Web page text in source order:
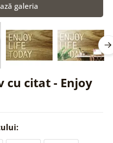
cu citat - Enjoy
galeria